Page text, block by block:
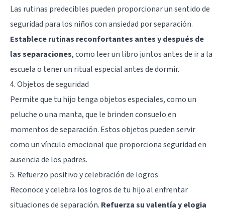
Las rutinas predecibles pueden proporcionar un sentido de
seguridad para los niños con ansiedad por separación.
Establece rutinas reconfortantes antes y después de
las separaciones, como leer un libro juntos antes de ir a la
escuela o tener un ritual especial antes de dormir.
4. Objetos de seguridad
Permite que tu hijo tenga objetos especiales, como un
peluche o una manta, que le brinden consuelo en
momentos de separación. Estos objetos pueden servir
como un vínculo emocional que proporciona seguridad en
ausencia de los padres.
5. Refuerzo positivo y celebración de logros
Reconoce y celebra los logros de tu hijo al enfrentar
situaciones de separación. Refuerza su valentía y elogia